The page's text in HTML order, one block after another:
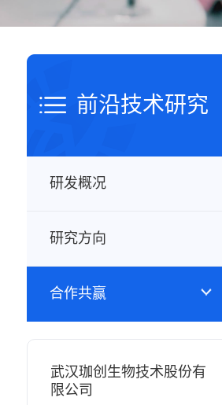
前沿技术研究
研发概况
研究方向
合作共赢
武汉珈创生物技术股份有
限公司